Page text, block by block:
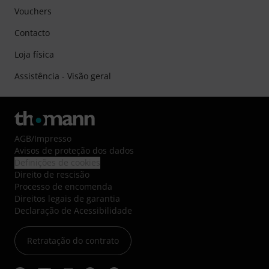
Vouchers
Contacto
Loja física
Assistência - Visão geral
AGB/Impresso
Avisos de proteção dos dados
Direito de rescisão
Processo de encomenda
Direitos legais de garantia
Declaração de Acessibilidade
Retratação do contrato